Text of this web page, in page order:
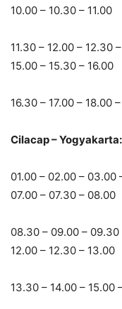
10.00 – 10.30 – 11.00
11.30 – 12.00 – 12.30
15.00 – 15.30 – 16.00
16.30 – 17.00 – 18.00
Cilacap – Yogyakarta:
01.00 – 02.00 – 03.00
07.00 – 07.30 – 08.00
08.30 – 09.00 – 09.30
12.00 – 12.30 – 13.00
13.30 – 14.00 – 15.00